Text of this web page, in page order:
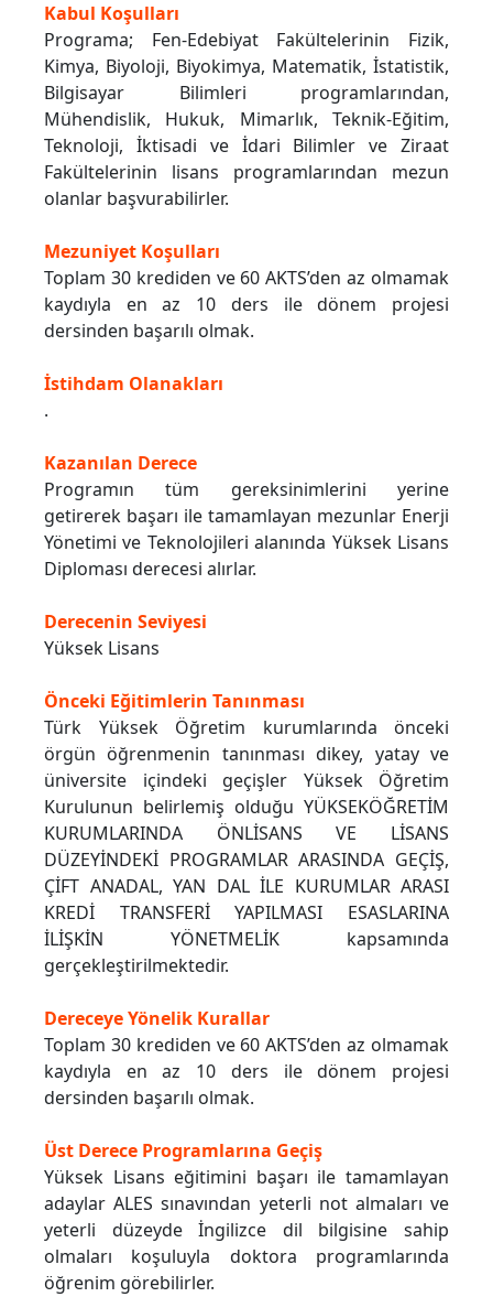
Kabul Koşulları
Programa; Fen-Edebiyat Fakültelerinin Fizik,
Kimya, Biyoloji, Biyokimya, Matematik, İstatistik,
Bilgisayar Bilimleri programlarından,
Mühendislik, Hukuk, Mimarlık, Teknik-Eğitim,
Teknoloji, İktisadi ve İdari Bilimler ve Ziraat
Fakültelerinin lisans programlarından mezun
olanlar başvurabilirler.
Mezuniyet Koşulları
Toplam 30 krediden ve 60 AKTS’den az olmamak
kaydıyla en az 10 ders ile dönem projesi
dersinden başarılı olmak.
İstihdam Olanakları
.
Kazanılan Derece
Programın tüm gereksinimlerini yerine
getirerek başarı ile tamamlayan mezunlar Enerji
Yönetimi ve Teknolojileri alanında Yüksek Lisans
Diploması derecesi alırlar.
Derecenin Seviyesi
Yüksek Lisans
Önceki Eğitimlerin Tanınması
Türk Yüksek Öğretim kurumlarında önceki
örgün öğrenmenin tanınması dikey, yatay ve
üniversite içindeki geçişler Yüksek Öğretim
Kurulunun belirlemiş olduğu YÜKSEKÖĞRETİM
KURUMLARINDA ÖNLİSANS VE LİSANS
DÜZEYİNDEKİ PROGRAMLAR ARASINDA GEÇİŞ,
ÇİFT ANADAL, YAN DAL İLE KURUMLAR ARASI
KREDİ TRANSFERİ YAPILMASI ESASLARINA
İLİŞKİN YÖNETMELİK kapsamında
gerçekleştirilmektedir.
Dereceye Yönelik Kurallar
Toplam 30 krediden ve 60 AKTS’den az olmamak
kaydıyla en az 10 ders ile dönem projesi
dersinden başarılı olmak.
Üst Derece Programlarına Geçiş
Yüksek Lisans eğitimini başarı ile tamamlayan
adaylar ALES sınavından yeterli not almaları ve
yeterli düzeyde İngilizce dil bilgisine sahip
olmaları koşuluyla doktora programlarında
öğrenim görebilirler.